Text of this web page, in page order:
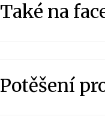
Také na
Potěšení